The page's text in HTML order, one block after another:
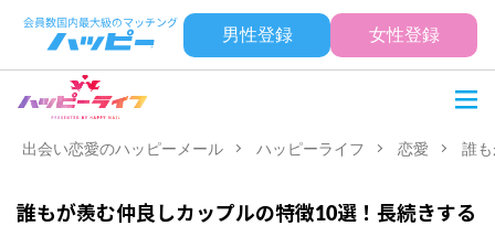
男性登録 女性登録
出会い恋愛のハッピーメール ハッピーライフ 恋愛 誰
誰もが羨む仲良しカップルの特徴10選！長続きする